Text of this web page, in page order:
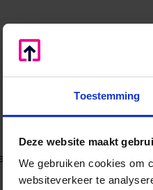
Toestemming
Deze website maakt
We gebruiken cookies om
websiteverkeer te
per 1 januari